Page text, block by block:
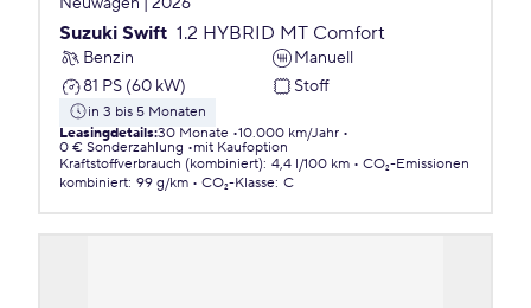
Suzuki Swift 1.2 HYBRID MT Comfort
Benzin
Manuell
81 PS (60 kW)
Stoff
in 3 bis 5 Monaten
Leasingdetails:30 Monate 10.000 km/Jahr
0 € Sonderzahlung
mit Kaufoption
Kraftstoffverbrauch (kombiniert): 4,4 l/100 km
CO₂-Emissionen
kombiniert: 99 g/km CO₂-Klasse: C